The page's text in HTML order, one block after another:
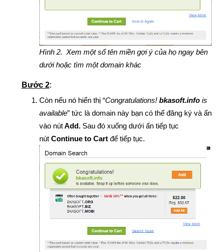
Hình 2. Xem một số tên miền gợi ý của họ ngay bên
dưới hoặc tìm một domain khác
Bước 2:
Còn nếu nó hiển thị “Congratulations! bkasoft.infois
available” tức là domain này bạn có thể đăng ký và ấn
vào nútAdd. Sau đó xuống dưới ấn tiếp tục
nút Continue to Cartđể tiếp tục.